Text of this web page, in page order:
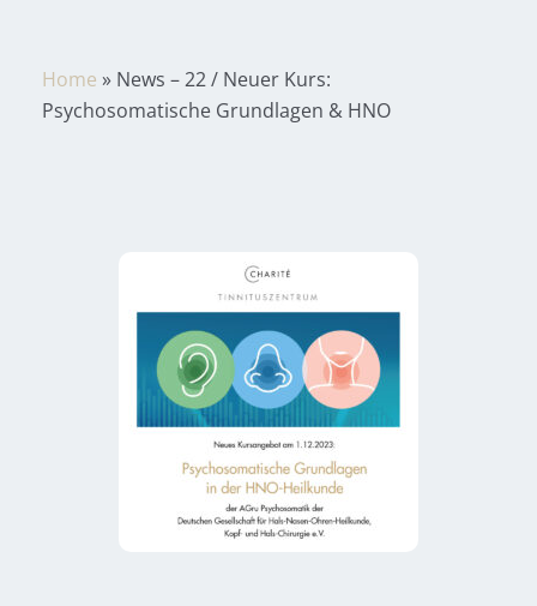
Home » News – 22 / Neuer Kurs:
Psychosomatische Grundlagen & HNO